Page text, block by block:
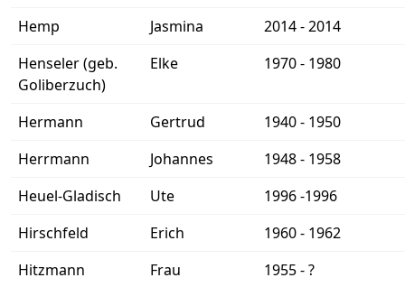
Hemp
Jasmina
2014 - 2014
Henseler (geb.
Goliberzuch)
Elke 1970 - 1980
Hermann Gertrud
1940 - 1950
Herrmann
Johannes
1948 - 1958
Heuel-Gladisch
Ute
1996 -1996
Hirschfeld
Erich
1960 - 1962
Hitzmann
Frau
1955 - ?